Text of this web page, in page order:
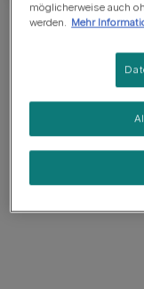
möglicherweise auch
werden. Mehr